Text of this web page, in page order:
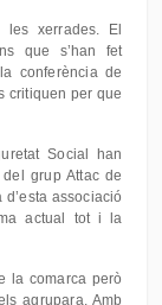
xerrades. El
que s’han fet
conferència de
critiquen per que
Social han
grup Attac de
associació
actual tot i la
la comarca però
agrupara. Amb